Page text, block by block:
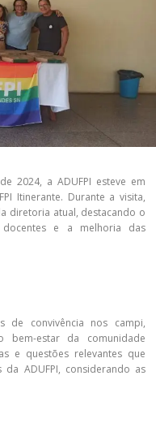
2024, a ADUFPI esteve em
Itinerante. Durante a visita,
diretoria atual, destacando o
e a melhoria das
de convivência nos campi,
estar da comunidade
e questões relevantes que
ADUFPI, considerando as